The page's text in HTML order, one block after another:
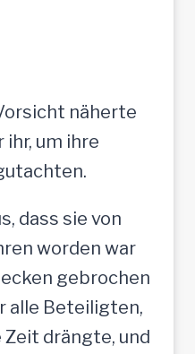
näherte
um ihre
dass sie von
worden war
gebrochen
alle Beteiligten,
Zeit drängte, und